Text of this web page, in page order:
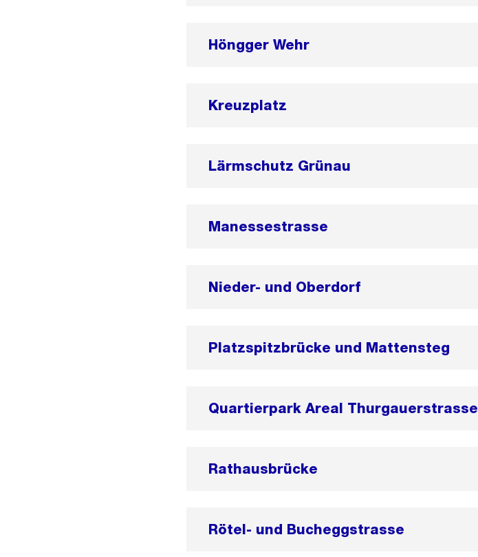
Höngger Wehr
Kreuzplatz
Lärmschutz Grünau
Manessestrasse
Nieder- und Oberdorf
Platzspitzbrücke und Mattensteg
Quartierpark Areal Thurgauerstrasse
Rathausbrücke
Rötel- und Bucheggstrasse